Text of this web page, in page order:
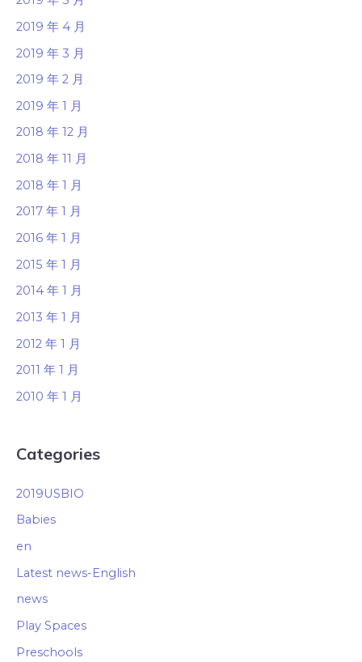
2019 年 4 月
2019 年 3 月
2019 年 2 月
2019 年 1 月
2018 年 12 月
2018 年 11 月
2018 年 1 月
2017 年 1 月
2016 年 1 月
2015 年 1 月
2014 年 1 月
2013 年 1 月
2012 年 1 月
2011 年 1 月
2010 年 1 月
Categories
2019USBIO
Babies
en
Latest news-English
news
Play Spaces
Preschools